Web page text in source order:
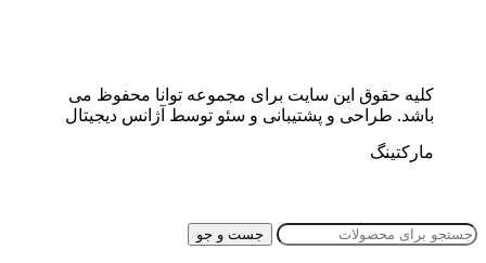
کلیه حقوق این سایت برای مجموعه توانا محفوظ می
باشد. طراحی و پشتیبانی و سئو توسط آژانس دیجیتال
مارکتینگ
جست و جو